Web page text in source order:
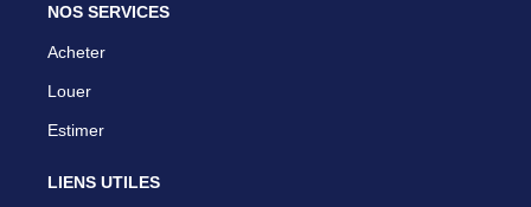
NOS SERVICES
Acheter
Louer
Estimer
LIENS UTILES